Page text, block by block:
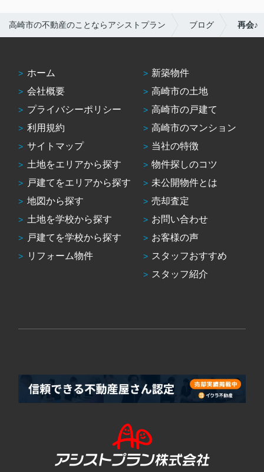
高崎市の不動産のことならアシストプラン ブログ 再会♪
ホーム
会社概要
プライバシーポリシー
利用規約
サイトマップ
土地をエリアから探す
戸建てをエリアから探す
地図から探す
土地を学校から探す
戸建てを学校から探す
リフォーム物件
新築物件
高崎市の土地
高崎市の戸建て
高崎市のマンション
当社の特徴
物件探しのコツ
未公開物件とは
売却査定
お問い合わせ
お客様の声
スタッフおすすめ
スタッフ紹介